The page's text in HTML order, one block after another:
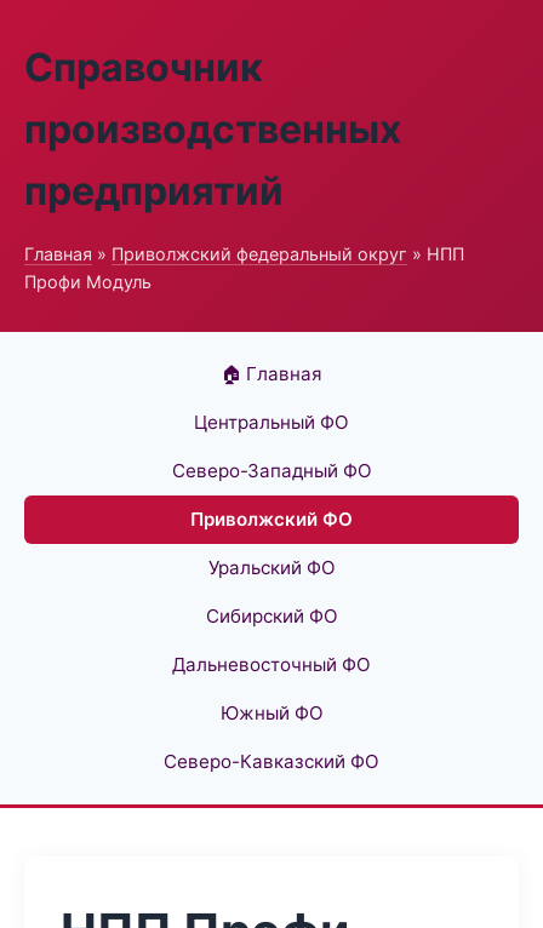
Справочник
производственных
предприятий
Главная » Приволжский федеральный округ » НПП
Профи Модуль
🏠 Главная
Центральный ФО
Северо-Западный ФО
Приволжский ФО
Уральский ФО
Сибирский ФО
Дальневосточный ФО
Южный ФО
Северо-Кавказский ФО